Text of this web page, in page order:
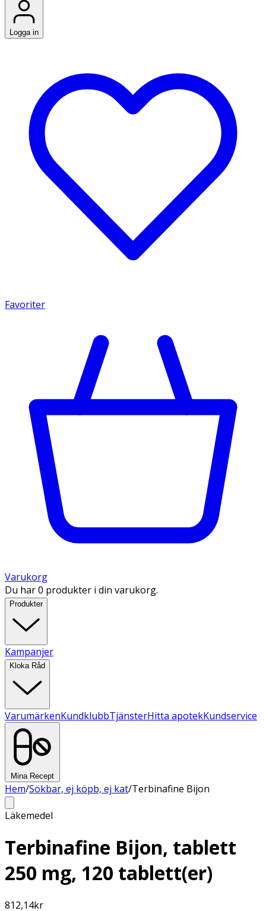
Logga in
Favoriter
Varukorg
Du har 0 produkter i din varukorg.
Produkter
Kampanjer
Kloka Råd
VarumärkenKundklubbTjänsterHitta apotekKundservice
Mina Recept
Hem/Sökbar, ej köpb, ej kat/Terbinafine Bijon
Läkemedel
Terbinafine Bijon, tablett
250 mg, 120 tablett(er)
812,14kr